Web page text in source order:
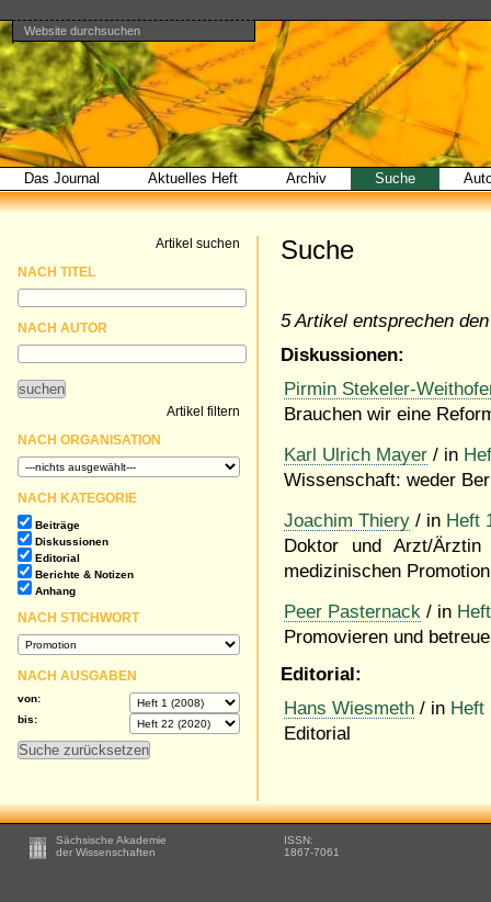
Direkt
zum
Inhalt
|
Direkt
zur
Navigation
Benutzerspezifische
Werkzeuge
Website durchsuchen
Erweiterte
Suche…
Bereiche
Das Journal Aktuelles Heft Archiv Suche
Suche
5 Artikel entsprechen
Diskussionen:
Pirmin Stekeler-
Brauchen wir eine
Karl Ulrich Mayer / in
Wissenschaft: weder
Joachim Thiery / in Heft
Doktor und Arzt/
medizinischen
Peer Pasternack / in
Promovieren und
Editorial:
Hans Wiesmeth / in Heft
Editorial
Artikel suchen
NACH TITEL
NACH AUTOR
Artikel filtern
NACH ORGANISATION
NACH KATEGORIE
Beiträge
Diskussionen
Editorial
Berichte & Notizen
Anhang
NACH STICHWORT
NACH AUSGABEN
von:
bis:
Footer
Sächsische Akademie
der Wissenschaften
ISSN:
1867-7061